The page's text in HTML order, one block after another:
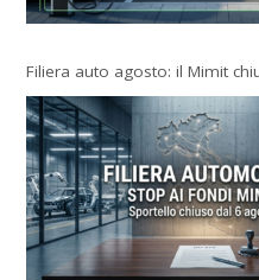
Filiera auto agosto: il Mimit